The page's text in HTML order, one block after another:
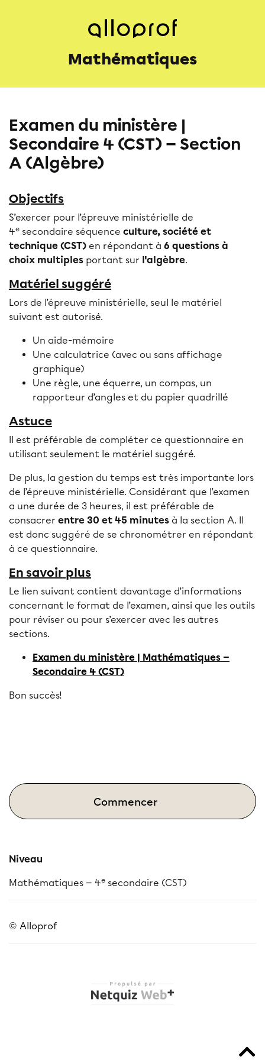
Mathématiques
Examen du ministère |
Secondaire 4 (CST) — Section
A (Algèbre)
Objectifs
S’exercer pour l’épreuve ministérielle de
4e secondaire séquence culture, société et
technique (CST) en répondant à 6 questions à
choix multiples portant sur l'algèbre.
Matériel suggéré
Lors de l’épreuve ministérielle, seul le matériel
suivant est autorisé.
Un aide-mémoire
Une calculatrice (avec ou sans affichage
graphique)
Une règle, une équerre, un compas, un
rapporteur d’angles et du papier quadrillé
Astuce
Il est préférable de compléter ce questionnaire en
utilisant seulement le matériel suggéré.
De plus, la gestion du temps est très importante lors
de l’épreuve ministérielle. Considérant que l’examen
a une durée de 3 heures, il est préférable de
consacrer entre 30 et 45 minutes à la section A. Il
est donc suggéré de se chronométrer en répondant
à ce questionnaire.
En savoir plus
Le lien suivant contient davantage d’informations
concernant le format de l’examen, ainsi que les outils
pour réviser ou pour s’exercer avec les autres
sections.
Examen du ministère | Mathématiques —
Secondaire 4 (CST)
Bon succès!
Commencer
Niveau
Mathématiques — 4e secondaire (CST)
© Alloprof